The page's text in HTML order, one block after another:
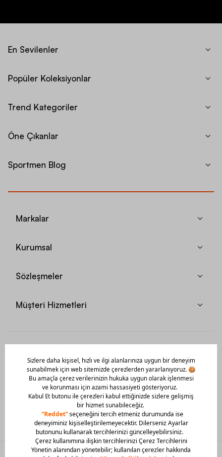
En Sevilenler
Popüler Koleksiyonlar
Trend Kategoriler
Öne Çıkanlar
Sportmen Blog
Markalar
Kurumsal
Sözleşmeler
Müşteri Hizmetleri
Mobil Uygulamamızı Hemen İndir!